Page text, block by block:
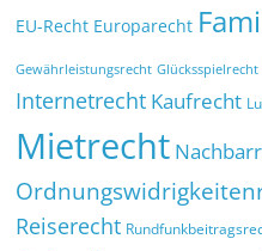
EU-Recht Europarecht
Gewährleistungsrecht Glücksspielrecht
Internetrecht Kaufrecht
Mietrecht
Reiserecht